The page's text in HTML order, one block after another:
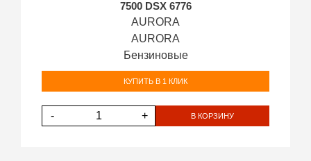
7500 DSX 6776
AURORA
AURORA
Бензиновые
КУПИТЬ В 1 КЛИК
- + В КОРЗИНУ